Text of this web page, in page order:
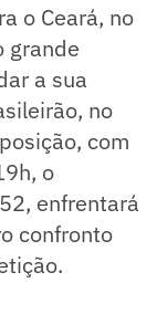
o Ceará, no
grande
a sua
no
com
o
enfrentará
confronto